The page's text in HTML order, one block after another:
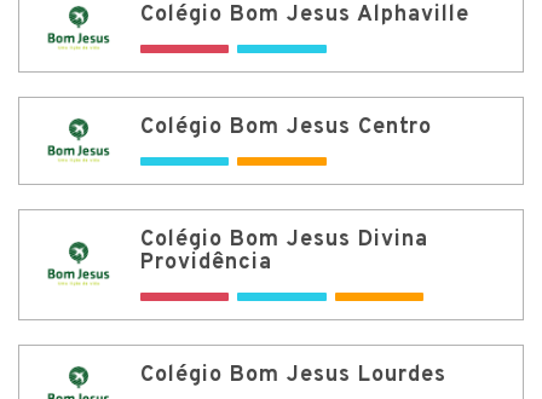
Colégio Bom Jesus Alphaville
Colégio Bom Jesus Centro
Colégio Bom Jesus Divina
Providência
Colégio Bom Jesus Lourdes